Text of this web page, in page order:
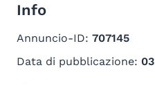
Info
Annuncio-ID: 707145
Data di pubblicazione: